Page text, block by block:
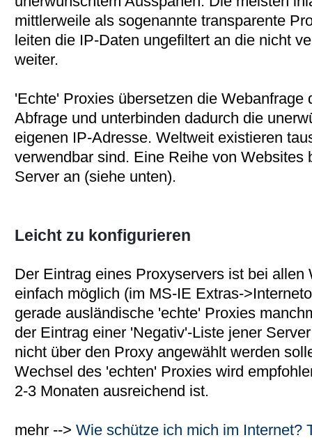
mittlerweile als sogenannte transparente
leiten die IP-Daten ungefiltert an die nicht
weiter.
'Echte' Proxies übersetzen die Webanfrage
Abfrage und unterbinden dadurch die
eigenen IP-Adresse. Weltweit existieren
verwendbar sind. Eine Reihe von Websites
Server an (siehe unten).
Leicht zu konfigurieren
Der Eintrag eines Proxyservers ist bei
einfach möglich (im MS-IE Extras-
gerade ausländische 'echte' Proxies
der Eintrag einer 'Negativ'-Liste jener
nicht über den Proxy angewählt werden
Wechsel des 'echten' Proxies wird
2-3 Monaten ausreichend ist.
mehr --> Wie schütze ich mich im Internet?